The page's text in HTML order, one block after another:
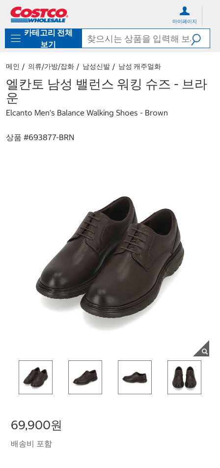
로
기
가
마이페이지
카테고리 전체
보기
메인 의류/가방/잡화 남성신발 남성 캐주얼화
엘칸토 남성 밸런스 워킹 슈즈 - 브라
운
Elcanto Men's Balance Walking Shoes - Brown
상품 #693877-BRN
69,900원
배송비 포함